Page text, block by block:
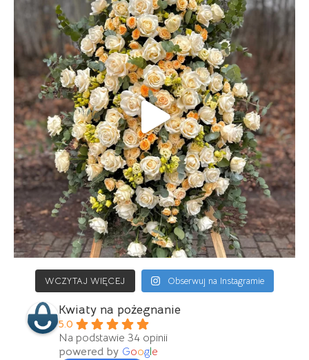
WCZYTAJ WIĘCEJ Obserwuj na Instagramie
Kwiaty na pożegnanie
5.0
Na podstawie 34 opinii
powered by Google